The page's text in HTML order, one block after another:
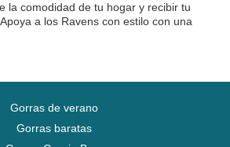
la comodidad de tu hogar y recibir tu
a los Ravens con estilo con una
Gorras de verano
Gorras baratas